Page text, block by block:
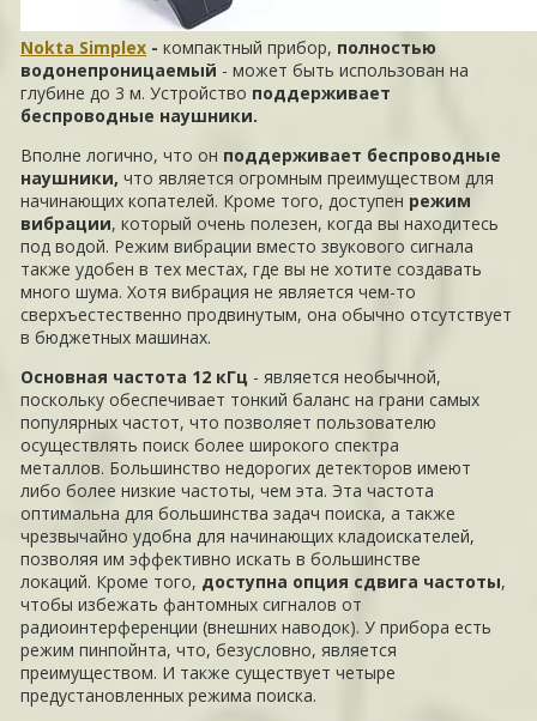
Nokta Simplex - компактный прибор, полностью
водонепроницаемый - может быть использован на
глубине до 3 м. Устройство поддерживает
беспроводные наушники.
Вполне логично, что он поддерживает беспроводные
наушники,что является огромным преимуществом для
начинающих копателей. Кроме того, доступен режим
вибрации, который очень полезен, когда вы находитесь
под водой. Режим вибрации вместо звукового сигнала
также удобен в тех местах, где вы не хотите создавать
много шума. Хотя вибрация не является чем-то
сверхъестественно продвинутым, она обычно отсутствует
в бюджетных машинах.
Основная частота 12 кГц - является необычной,
поскольку обеспечивает тонкий баланс на грани самых
популярных частот, что позволяет пользователю
осуществлять поиск более широкого спектра
металлов. Большинство недорогих детекторов имеют
либо более низкие частоты, чем эта. Эта частота
оптимальна для большинства задач поиска, а также
чрезвычайно удобна для начинающих кладоискателей,
позволяя им эффективно искать в большинстве
локаций. Кроме того, доступна опция сдвига частоты,
чтобы избежать фантомных сигналов от
радиоинтерференции (внешних наводок). У прибора есть
режим пинпойнта, что, безусловно, является
преимуществом. И также существует четыре
предустановленных режима поиска.